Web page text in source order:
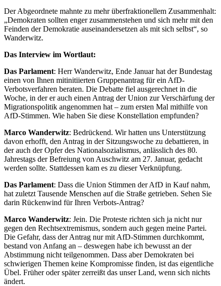
Der Abgeordnete mahnte zu mehr überfraktionellem Zusammenhalt:
„Demokraten sollten enger zusammenstehen und sich mehr mit den
Feinden der Demokratie auseinandersetzen als mit sich selbst“, so
Wanderwitz.
Das Interview im Wortlaut:
Das Parlament: Herr Wanderwitz, Ende Januar hat der Bundestag
einen von Ihnen mitinitiierten Gruppenantrag für ein AfD-
Verbotsverfahren beraten. Die Debatte fiel ausgerechnet in die
Woche, in der er auch einen Antrag der Union zur Verschärfung der
Migrationspolitik angenommen hat – zum ersten Mal mithilfe von
AfD-Stimmen. Wie haben Sie diese Konstellation empfunden?
Marco Wanderwitz: Bedrückend. Wir hatten uns Unterstützung
davon erhofft, den Antrag in der Sitzungswoche zu debattieren, in
der auch der Opfer des Nationalsozialismus, anlässlich des 80.
Jahrestags der Befreiung von Auschwitz am 27. Januar, gedacht
werden sollte. Stattdessen kam es zu dieser Verknüpfung.
Das Parlament: Dass die Union Stimmen der AfD in Kauf nahm,
hat zuletzt Tausende Menschen auf die Straße getrieben. Sehen Sie
darin Rückenwind für Ihren Verbots-Antrag?
Marco Wanderwitz: Jein. Die Proteste richten sich ja nicht nur
gegen den Rechtsextremismus, sondern auch gegen meine Partei.
Die Gefahr, dass der Antrag nur mit AfD-Stimmen durchkommt,
bestand von Anfang an – deswegen habe ich bewusst an der
Abstimmung nicht teilgenommen. Dass aber Demokraten bei
schwierigen Themen keine Kompromisse finden, ist das eigentliche
Übel. Früher oder später zerreißt das unser Land, wenn sich nichts
ändert.